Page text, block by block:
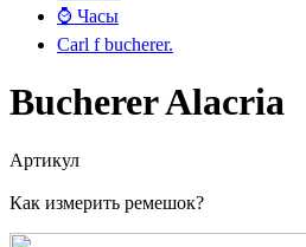
⌚ Часы
Сarl f bucherer.
Bucherer Alacria
Артикул
Как измерить ремешок?